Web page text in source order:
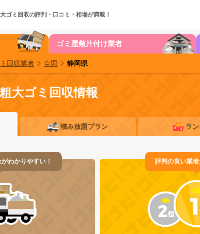
ゴミ回収の評判・口コミ・相場が満載！
ゴミ屋敷片付け業者
回収業者 全国 静岡県
大ゴミ回収情報
積み放題プラン ラ
わかりやすい！ 評判の良い業者